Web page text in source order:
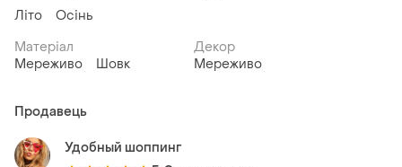
Літо
Осінь
Матеріал
Мереживо
Шовк
Декор
Мереживо
Продавець
Удобный шоппинг